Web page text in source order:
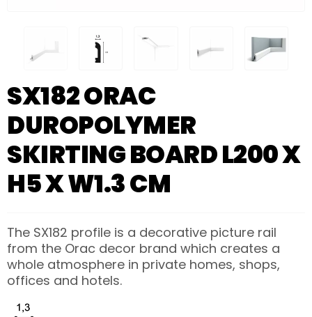
SX182 ORAC
DUROPOLYMER
SKIRTING BOARD L200 X
H5 X W1.3 CM
The SX182 profile is a decorative picture rail
from the Orac decor brand which creates a
whole atmosphere in private homes, shops,
offices and hotels.